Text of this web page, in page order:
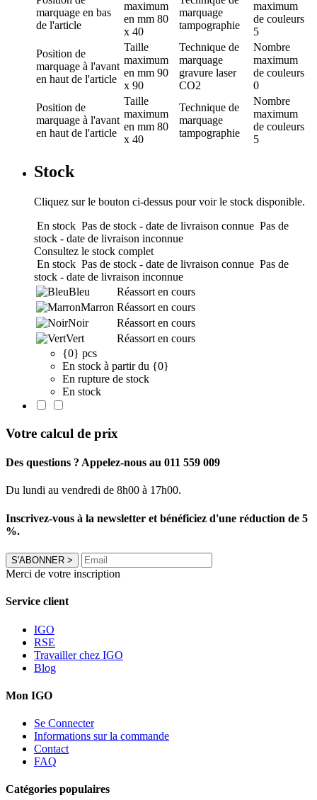
marquage en bas
de l'article
maximum
en mm 80
x 40
marquage
tampographie
maximum
de couleurs
5
Position de
marquage à l'avant
en haut de l'article
Taille
maximum
en mm 90
x 90
Technique de
marquage
gravure laser
CO2
Nombre
maximum
de couleurs
0
Position de
marquage à l'avant
en haut de l'article
Taille
maximum
en mm 80
x 40
Technique de
marquage
tampographie
Nombre
maximum
de couleurs
5
Stock
Cliquez sur le bouton ci-dessus pour voir le stock disponible.
En stock Pas de stock - date de livraison connue Pas de
stock - date de livraison inconnue
Consultez le stock complet
En stock Pas de stock - date de livraison connue Pas de
stock - date de livraison inconnue
Bleu
Réassort en cours
Marron Réassort en cours
Noir
Réassort en cours
Vert
Réassort en cours
{0} pcs
En stock à partir du {0}
En rupture de stock
En stock
Votre calcul de prix
Des questions ? Appelez-nous au 011 559 009
Du lundi au vendredi de 8h00 à 17h00.
Inscrivez-vous à la newsletter et bénéficiez d'une réduction de 5
%.
S'ABONNER >
Merci de votre inscription
Service client
IGO
RSE
Travailler chez IGO
Blog
Mon IGO
Se Connecter
Informations sur la commande
Contact
FAQ
Catégories populaires